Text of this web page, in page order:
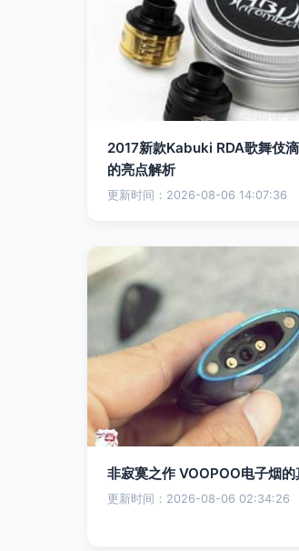
2017新款Kabuki RDA歌舞伎
的亮点解析
更新时间：2026-08-06 14:07:36
非寂寞之作 VOOPOO电子烟
更新时间：2026-08-06 02:34:26